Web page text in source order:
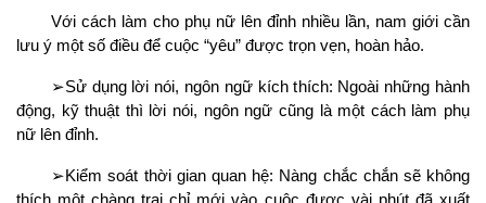
Với cách làm cho phụ nữ lên đỉnh nhiều lần, nam giới cần
lưu ý một số điều để cuộc “yêu” được trọn vẹn, hoàn hảo.
➢Sử dụng lời nói, ngôn ngữ kích thích: Ngoài những hành
động, kỹ thuật thì lời nói, ngôn ngữ cũng là một cách làm phụ
nữ lên đỉnh.
➢Kiểm soát thời gian quan hệ: Nàng chắc chắn sẽ không
thích một chàng trai chỉ mới vào cuộc được vài phút đã xuất